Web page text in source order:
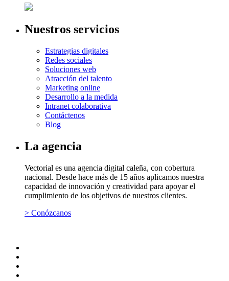
Nuestros servicios
Estrategias digitales
Redes sociales
Soluciones web
Atracción del talento
Marketing online
Desarrollo a la medida
Intranet colaborativa
Contáctenos
Blog
La agencia
Vectorial es una agencia digital caleña, con cobertura
nacional. Desde hace más de 15 años aplicamos nuestra
capacidad de innovación y creatividad para apoyar el
cumplimiento de los objetivos de nuestros clientes.
> Conózcanos